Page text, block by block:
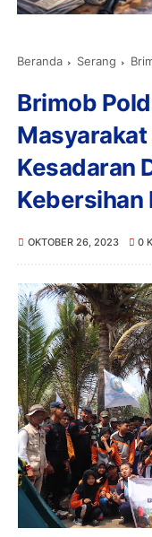
Beranda Serang Brimob
Brimob
Kesadaran
Kebersihan
OKTOBER 26, 2023 0